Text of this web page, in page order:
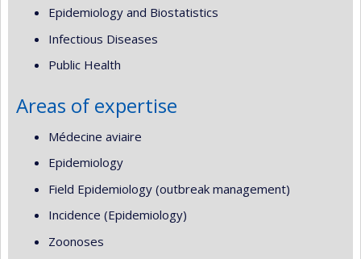
Epidemiology and Biostatistics
Infectious Diseases
Public Health
Areas of expertise
Médecine aviaire
Epidemiology
Field Epidemiology (outbreak management)
Incidence (Epidemiology)
Zoonoses